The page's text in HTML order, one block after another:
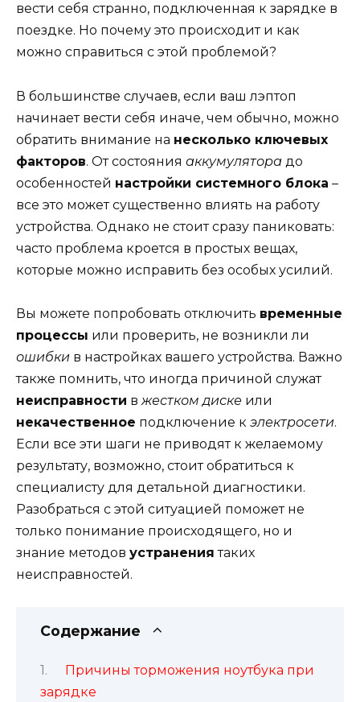
вести себя странно, подключенная к зарядке в
поездке. Но почему это происходит и как
можно справиться с этой проблемой?
В большинстве случаев, если ваш лэптоп
начинает вести себя иначе, чем обычно, можно
обратить внимание на несколько ключевых
факторов. От состояния аккумулятора до
особенностей настройки системного блока –
все это может существенно влиять на работу
устройства. Однако не стоит сразу паниковать:
часто проблема кроется в простых вещах,
которые можно исправить без особых усилий.
Вы можете попробовать отключить временные
процессы или проверить, не возникли ли
ошибки в настройках вашего устройства. Важно
также помнить, что иногда причиной служат
неисправности в жестком диске или
некачественное подключение к электросети.
Если все эти шаги не приводят к желаемому
результату, возможно, стоит обратиться к
специалисту для детальной диагностики.
Разобраться с этой ситуацией поможет не
только понимание происходящего, но и
знание методов устранения таких
неисправностей.
Содержание
Причины торможения ноутбука при
зарядке